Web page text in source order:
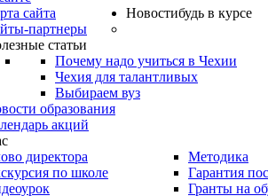
сайта
партнеры
Новостибудь в курсе
статьи
Почему надо учиться в Чехии
Чехия для талантливых
Выбираем вуз
образования
акций
директора
по школе
Методика
Гарантия
Гранты на